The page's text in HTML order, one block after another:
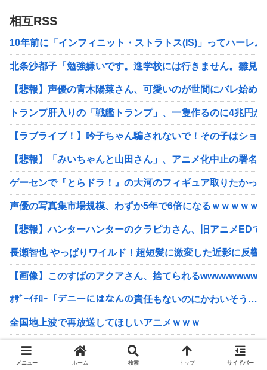
相互RSS
10年前に「インフィニット・ストラトス(IS)」ってハーレ
北条沙都子「勉強嫌いです。進学校には行きません。雛見
【悲報】声優の青木陽菜さん、可愛いのが世間にバレ始め
トランプ肝入りの「戦艦トランプ」、一隻作るのに4兆円
【ラブライブ！】吟子ちゃん騙されないで！その子はショ
【悲報】「みいちゃんと山田さん」、アニメ化中止の署名
ゲーセンで『とらドラ！』の大河のフィギュア取りたかっ
声優の写真集市場規模、わずか5年で6倍になるｗｗｗｗｗ
【悲報】ハンターハンターのクラピカさん、旧アニメED
長瀬智也 やっぱりワイルド！超短髪に激変した近影に反響
【画像】このすばのアクアさん、捨てられるwwwwwwwww
ｵｻﾞｰｲﾁﾛｰ「デニーにはなんの責任もないのにかわいそう…」
全国地上波で再放送してほしいアニメｗｗｗ
タイトー「雪ミク 2013ver.」プライズフィギュア
メニュー ホーム 検索 トップ サイドバー